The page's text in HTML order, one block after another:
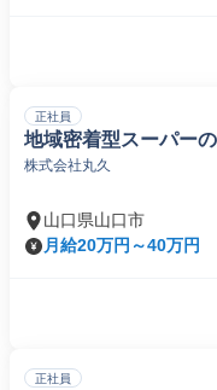
正社員
地域密着型スーパー
株式会社丸久
山口県山口市
月給20万円～40万円
正社員